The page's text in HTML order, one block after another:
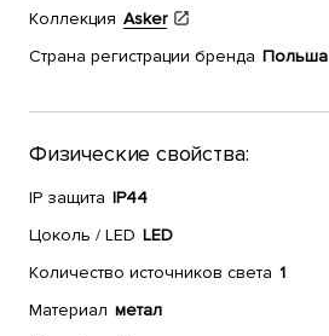
Коллекция Asker
Страна регистрации бренда Польша
Физические свойства:
IP защита IP44
Цоколь / LED LED
Количество источников света 1
Материал метал